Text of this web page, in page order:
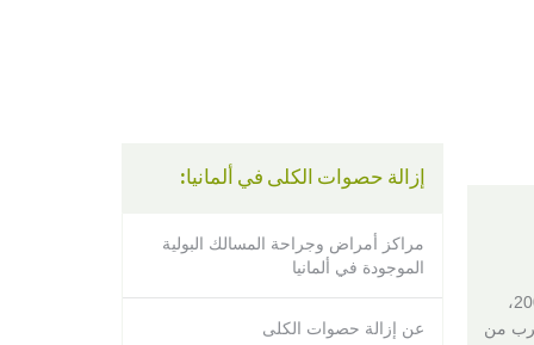
بعد تأسيسه عام 1884، تم تجديد مركز هامبورج – إبندورف الطبي الجامعي بالكامل في 2009،
من
إزالة حصوات الكلى في ألمانيا:
مراكز أمراض وجراحة المسالك البولية
الموجودة في ألمانيا
عن إزالة حصوات الكلى